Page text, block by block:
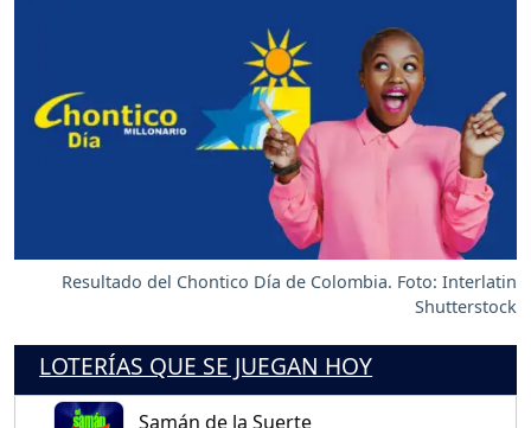
Resultado del Chontico Día de Colombia. Foto: Interlatin
Shutterstock
LOTERÍAS QUE SE JUEGAN HOY